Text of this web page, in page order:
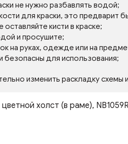
не нужно разбавлять водой;
для краски, это предварит
кисти в краске;
и просушите;
на руках, одежде или на
безопасны для использования;
изменить раскладку схемы
цветной холст (в раме),